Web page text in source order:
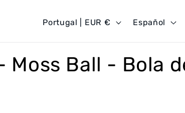
P
s
Portugal | EUR €
o
Español
Moss Ball - Bola